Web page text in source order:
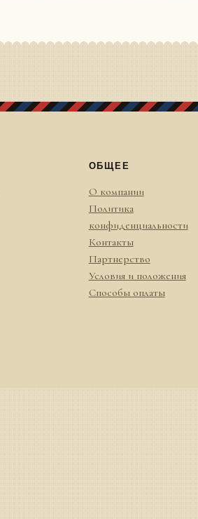
ОБЩЕЕ
О компании
Политика
конфиденциальности
Контакты
Партнерство
Условия и положения
Способы оплаты